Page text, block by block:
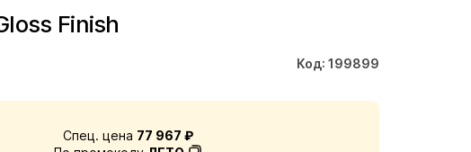
Finish
Код: 199899
Спец. цена 77 967 ₽